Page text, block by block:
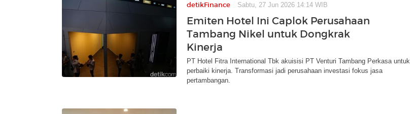
detikFinance Sabtu, 27 Jun 2026 14:14 WIB
Emiten Hotel Ini Caplok Perusahaan
Tambang Nikel untuk Dongkrak
Kinerja
PT Hotel Fitra International Tbk akuisisi PT Venturi Tambang Perkasa untuk
perbaiki kinerja. Transformasi jadi perusahaan investasi fokus jasa
pertambangan.